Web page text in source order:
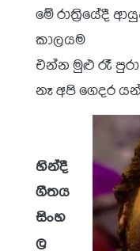
මේ රාත්‍රියේදී
කාලයම
එන්න මුළු රෑ
නෑ අපි ගෙදර
හින්දී
ගීතය
සිංහ
ල